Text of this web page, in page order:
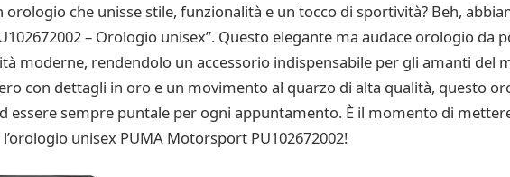
orologio che unisse stile, funzionalità e un tocco di sportività? Beh,
– Orologio unisex”. Questo elegante ma audace orologio da
moderne, rendendolo un accessorio indispensabile per gli amanti del
con dettagli in oro e un movimento al quarzo di alta qualità, questo
essere sempre puntale per ogni appuntamento. È il momento di
unisex PUMA Motorsport PU102672002!